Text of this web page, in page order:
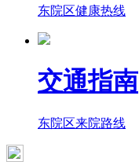
东院区健康热线
交通指南
东院区来院路线